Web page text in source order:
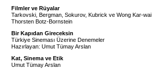
Filmler ve Rüyalar
Tarkovski, Bergman, Sokurov, Kubrick ve Wong Kar-wai
Thorsten Botz-Bornstein
Bir Kapıdan Gireceksin
Türkiye Sineması Üzerine Denemeler
Hazırlayan: Umut Tümay Arslan
Kat, Sinema ve Etik
Umut Tümay Arslan